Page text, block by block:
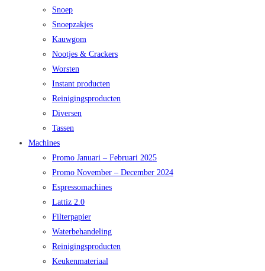
Snoep
Snoepzakjes
Kauwgom
Nootjes & Crackers
Worsten
Instant producten
Reinigingsproducten
Diversen
Tassen
Machines
Promo Januari – Februari 2025
Promo November – December 2024
Espressomachines
Lattiz 2.0
Filterpapier
Waterbehandeling
Reinigingsproducten
Keukenmateriaal